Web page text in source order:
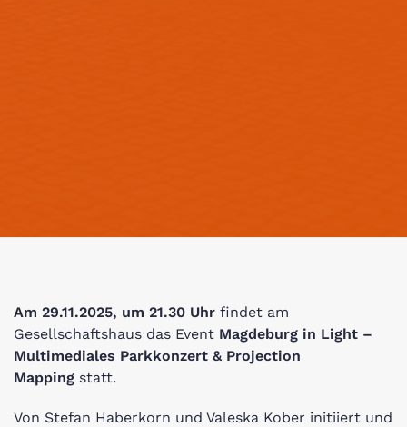
Am 29.11.2025, um 21.30 Uhr findet am
Gesellschaftshaus das Event Magdeburg in Light –
Multimediales Parkkonzert & Projection
Mapping statt.
Von Stefan Haberkorn und Valeska Kober initiiert und